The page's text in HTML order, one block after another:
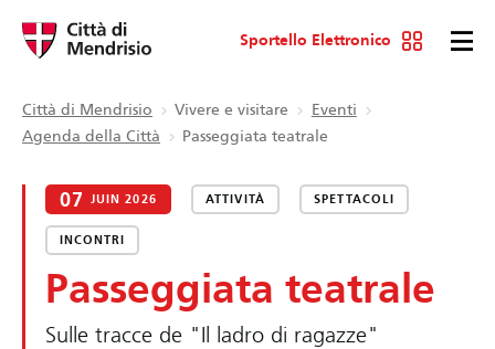
Sportello Elettronico
Città di Mendrisio Vivere e visitare
Eventi
Agenda della Città
Passeggiata teatrale
07 JUIN 2026 ATTIVITÀ SPETTACOLI
INCONTRI
Passeggiata teatrale
Sulle tracce de "Il ladro di ragazze"